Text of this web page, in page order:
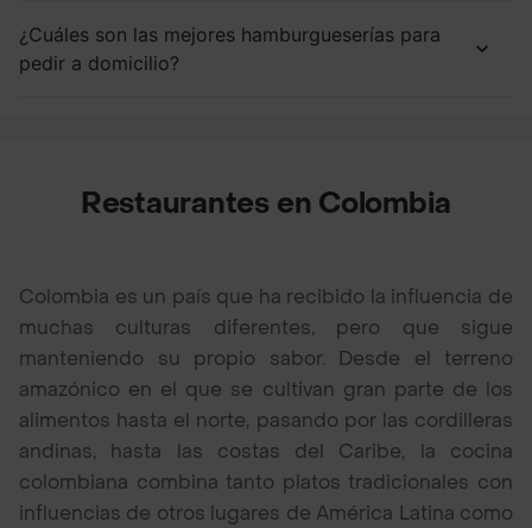
¿Cuáles son las mejores hamburgueserías para
pedir a domicilio?
Restaurantes en Colombia
Colombia es un país que ha recibido la influencia de
muchas culturas diferentes, pero que sigue
manteniendo su propio sabor. Desde el terreno
amazónico en el que se cultivan gran parte de los
alimentos hasta el norte, pasando por las cordilleras
andinas, hasta las costas del Caribe, la cocina
colombiana combina tanto platos tradicionales con
influencias de otros lugares de América Latina como